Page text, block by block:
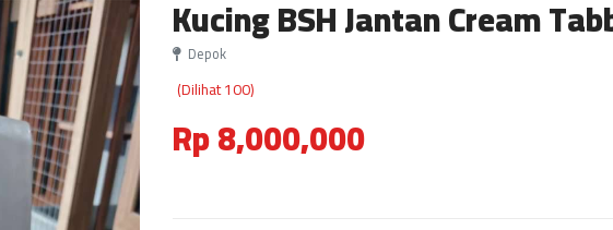
Kucing BSH Jantan Cream
Depok
(Dilihat 100)
Rp 8,000,000